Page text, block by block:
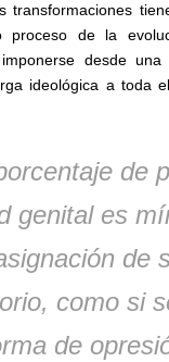
transformaciones
proceso de la
desde
ideológica a
de
genital es
de
como si
de